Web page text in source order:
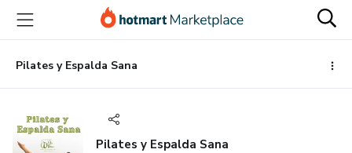
principal
página
de
página
Pilates y Espalda Sana
Pilates y Espalda Sana